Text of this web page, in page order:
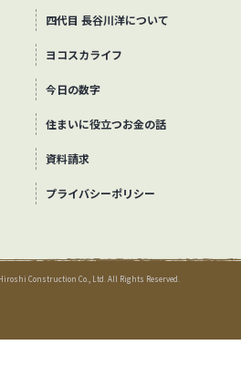
四代目 長谷川洋について
ヨコスカライフ
今日の数字
住まいに役立つお金の話
資料請求
プライバシーポリシー
Construction Co., Ltd. All Rights Reserved.